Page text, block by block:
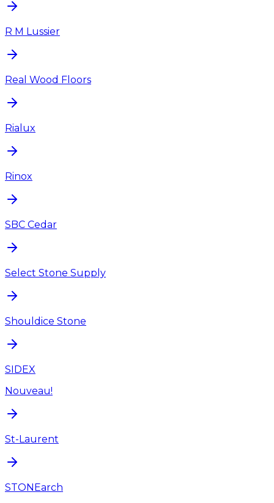
R M Lussier
Real Wood Floors
Rialux
Rinox
SBC Cedar
Select Stone Supply
Shouldice Stone
SIDEX
Nouveau!
St-Laurent
STONEarch